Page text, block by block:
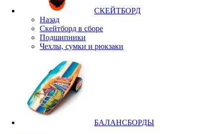
СКЕЙТБОРД
Назад
Скейтборд в сборе
Подшипники
Чехлы, сумки и рюкзаки
БАЛАНСБОРДЫ